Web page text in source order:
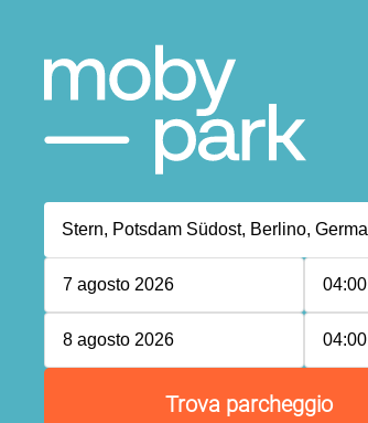
7 agosto 2026 04:00
8 agosto 2026 04:00
Trova parcheggio